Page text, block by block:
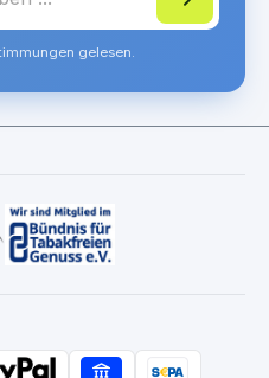
gelesen.